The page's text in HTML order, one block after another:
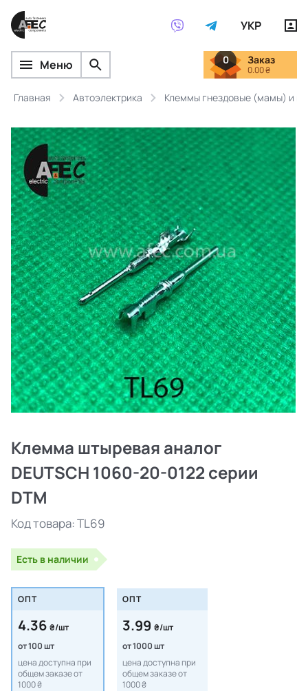
УКР
Меню 0 Заказ
0.00 ₴
Главная Автоэлектрика Клеммы гнездовые (мамы) и
Клемма штыревая аналог
DEUTSCH 1060-20-0122 серии
DTM
Код товара:TL69
Есть в наличии
ОПТ
4.36 ₴/шт
от 100 шт
цена доступна при
общем заказе от
1000 ₴
ОПТ
3.99 ₴/шт
от 1000 шт
цена доступна при
общем заказе от
1000 ₴